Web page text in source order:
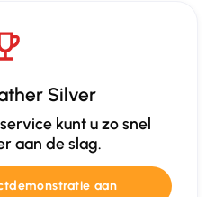
Silver
kunt u zo snel
aan de slag.
aan